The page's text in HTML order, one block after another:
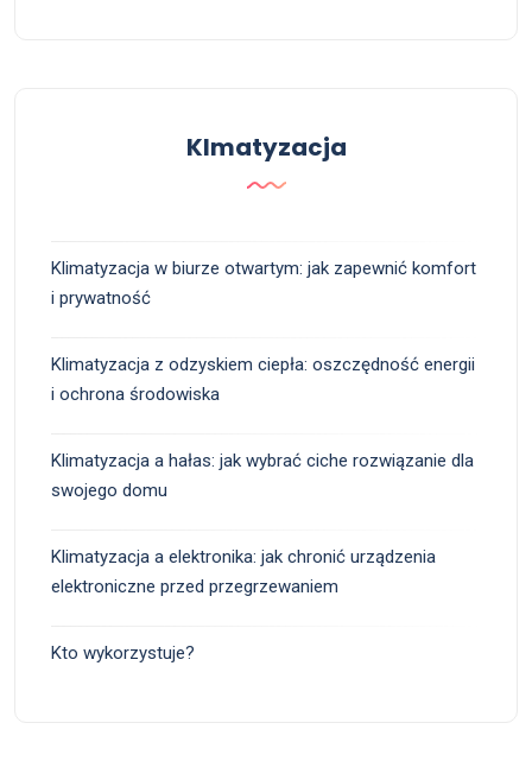
Klmatyzacja
Klimatyzacja w biurze otwartym: jak zapewnić komfort
i prywatność
Klimatyzacja z odzyskiem ciepła: oszczędność energii
i ochrona środowiska
Klimatyzacja a hałas: jak wybrać ciche rozwiązanie dla
swojego domu
Klimatyzacja a elektronika: jak chronić urządzenia
elektroniczne przed przegrzewaniem
Kto wykorzystuje?